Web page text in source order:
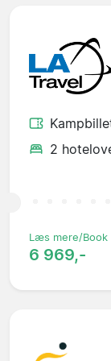
2
Læs mere/Book
6 969,-